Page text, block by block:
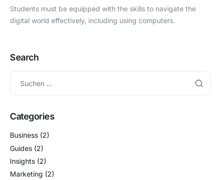
Students must be equipped with the skills to navigate the
digital world effectively, including using computers.
Search
Categories
Business (2)
Guides (2)
Insights (2)
Marketing (2)